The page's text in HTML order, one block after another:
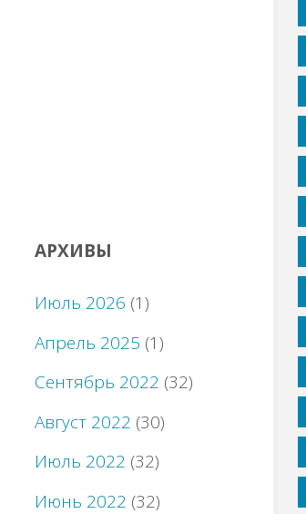
АРХИВЫ
Июль 2026 (1)
Апрель 2025 (1)
Сентябрь 2022 (32)
Август 2022 (30)
Июль 2022 (32)
Июнь 2022 (32)